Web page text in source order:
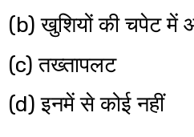
(b)खुशियों की चपेट में
(c)तख्तापलट
(d)इनमें से कोई नहीं